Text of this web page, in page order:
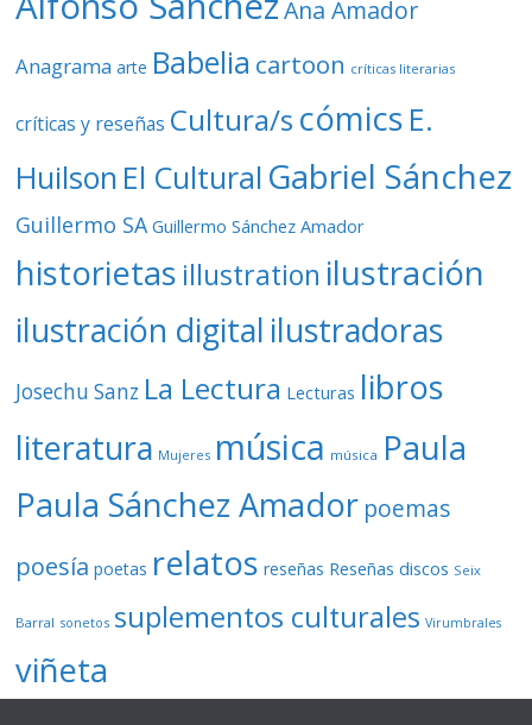
Ana Amador
Anagrama arte Babelia cartoon críticas literarias
críticas y reseñas Cultura/s cómics E.
Huilson El Cultural Gabriel Sánchez
Guillermo SA Guillermo Sánchez Amador
historietas illustration ilustración
ilustración digital ilustradoras
Josechu Sanz La Lectura Lecturas libros
literatura Mujeres música música Paula
Paula Sánchez Amador poemas
poesía poetas relatos reseñas Reseñas discos Seix
Barral sonetos suplementos culturales Virumbrales
viñeta